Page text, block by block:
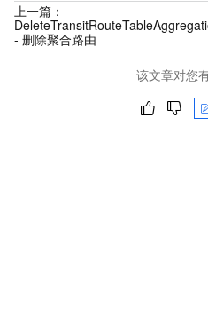
上一篇：
- 删除聚合路由
该文章对您